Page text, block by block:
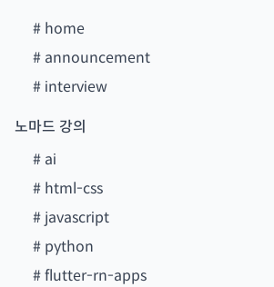
# home
# announcement
# interview
노마드 강의
# ai
# html-css
# javascript
# python
#flutter-rn-apps